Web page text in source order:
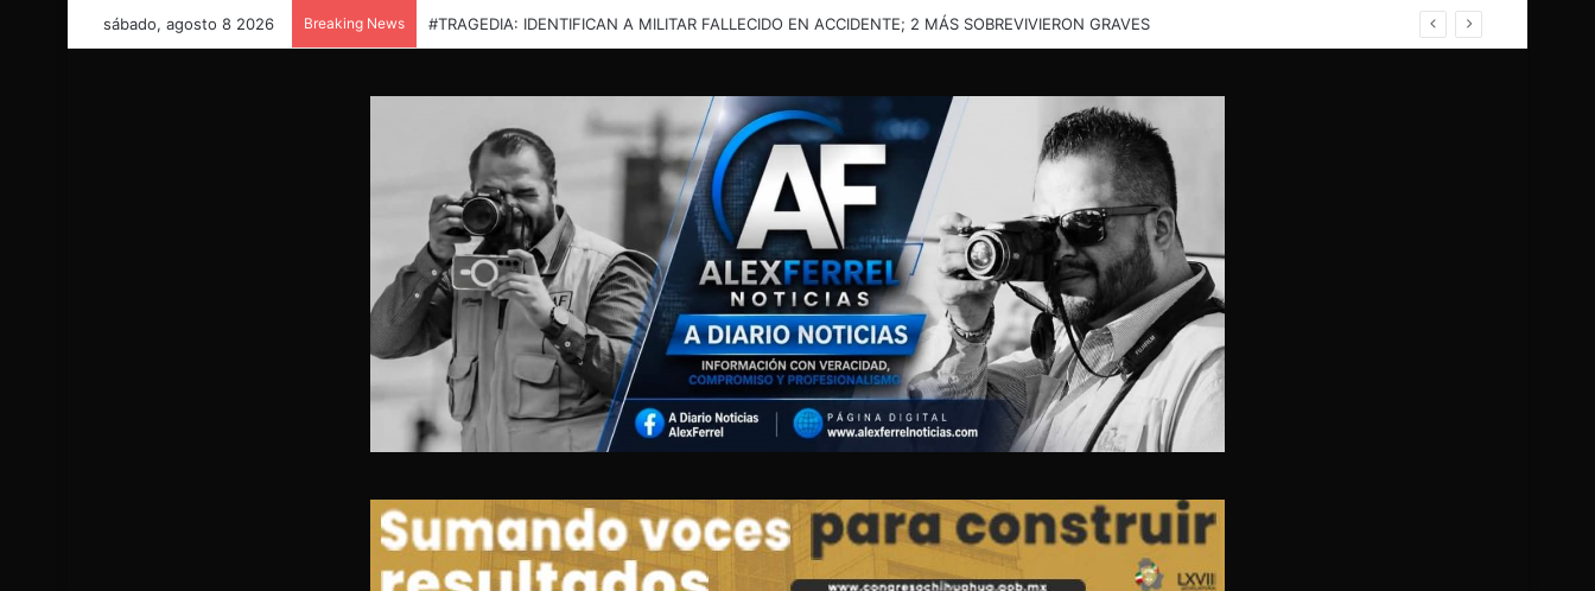
sábado, agosto 8 2026 Breaking News TRAGEDIA EN TRAMO HACIA SANTA GERTRUDIS: REPORTAN UN FALLECIDO Y DOS LESIONADOS GRAVES TRAS VOLCADURA